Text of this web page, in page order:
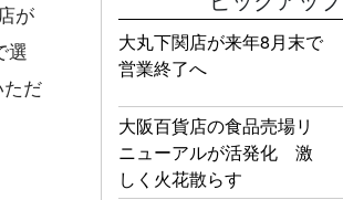
が
選
だ
大丸下関店が来年8月末で
営業終了へ
大阪百貨店の食品売場リ
ニューアルが活発化 激
しく火花散らす